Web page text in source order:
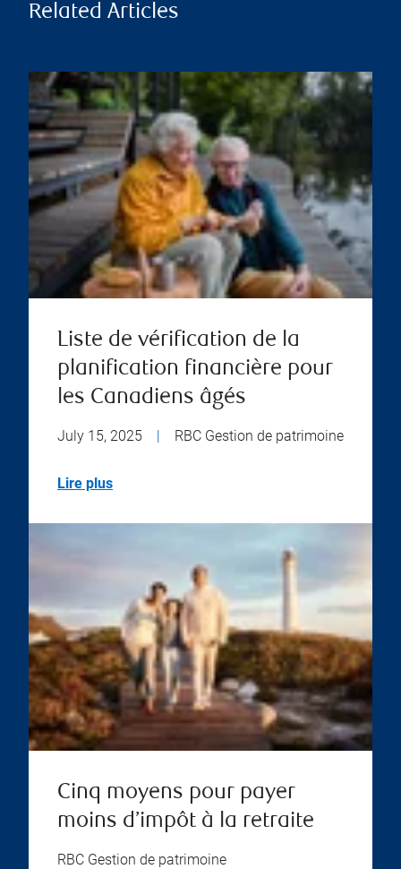
Related Articles
Liste de vérification de la
planification financière pour
les Canadiens âgés
July 15, 2025 RBC Gestion de patrimoine
Lire plus
Cinq moyens pour payer
moins d’impôt à la retraite
RBC Gestion de patrimoine